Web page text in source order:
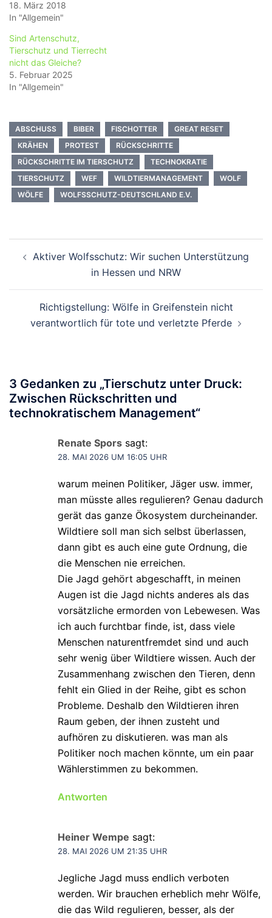
18. März 2018
In "Allgemein"
Sind Artenschutz,
Tierschutz und Tierrecht
nicht das Gleiche?
5. Februar 2025
In "Allgemein"
ABSCHUSS BIBER FISCHOTTER
GREAT RESET
KRÄHEN
PROTEST
RÜCKSCHRITTE
RÜCKSCHRITTE IM TIERSCHUTZ
TECHNOKRATIE
TIERSCHUTZ
WEF WILDTIERMANAGEMENT
WOLF
WÖLFE
WOLFSSCHUTZ-DEUTSCHLAND E.V.
Aktiver Wolfsschutz: Wir suchen Unterstützung
in Hessen und NRW
Richtigstellung: Wölfe in Greifenstein nicht
verantwortlich für tote und verletzte Pferde
3 Gedanken zu „Tierschutz unter Druck:
Zwischen Rückschritten und
technokratischem Management“
Renate Spors sagt:
28. MAI 2026 UM 16:05 UHR
warum meinen Politiker, Jäger usw. immer,
man müsste alles regulieren? Genau dadurch
gerät das ganze Ökosystem durcheinander.
Wildtiere soll man sich selbst überlassen,
dann gibt es auch eine gute Ordnung, die
die Menschen nie erreichen.
Die Jagd gehört abgeschafft, in meinen
Augen ist die Jagd nichts anderes als das
vorsätzliche ermorden von Lebewesen. Was
ich auch furchtbar finde, ist, dass viele
Menschen naturentfremdet sind und auch
sehr wenig über Wildtiere wissen. Auch der
Zusammenhang zwischen den Tieren, denn
fehlt ein Glied in der Reihe, gibt es schon
Probleme. Deshalb den Wildtieren ihren
Raum geben, der ihnen zusteht und
aufhören zu diskutieren. was man als
Politiker noch machen könnte, um ein paar
Wählerstimmen zu bekommen.
Antworten
Heiner Wempe sagt:
28. MAI 2026 UM 21:35 UHR
Jegliche Jagd muss endlich verboten
werden. Wir brauchen erheblich mehr Wölfe,
die das Wild regulieren, besser, als der